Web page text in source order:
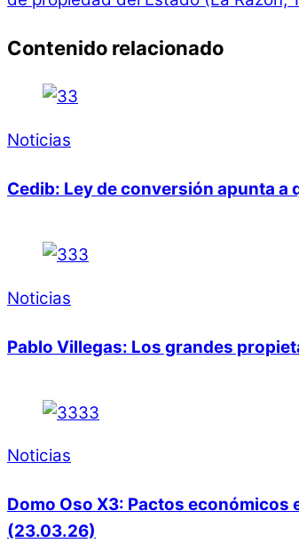
Contenido relacionado
Noticias
Cedib: Ley de conversión apunta
Noticias
Pablo Villegas: Los grandes
Noticias
Domo Oso X3: Pactos
(23.03.26)